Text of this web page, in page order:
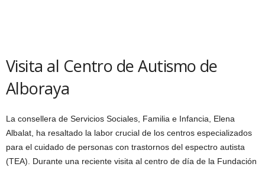
Visita al Centro de Autismo de
Alboraya
La consellera de Servicios Sociales, Familia e Infancia, Elena
Albalat, ha resaltado la labor crucial de los centros especializados
para el cuidado de personas con trastornos del espectro autista
(TEA). Durante una reciente visita al centro de día de la Fundación